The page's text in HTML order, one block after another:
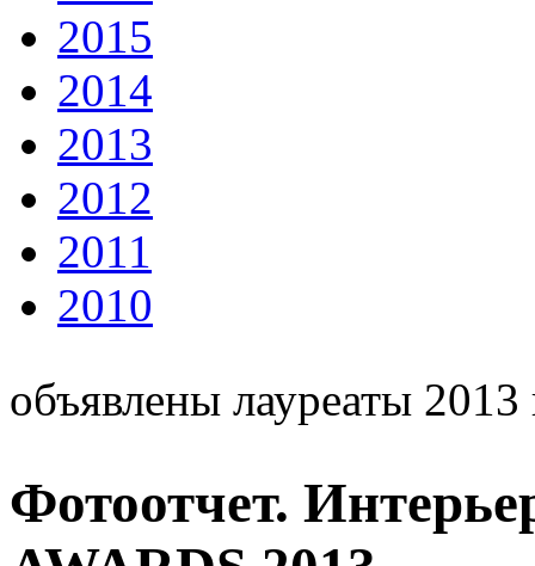
2015
2014
2013
2012
2011
2010
объявлены лауреаты 2013
Фотоотчет.